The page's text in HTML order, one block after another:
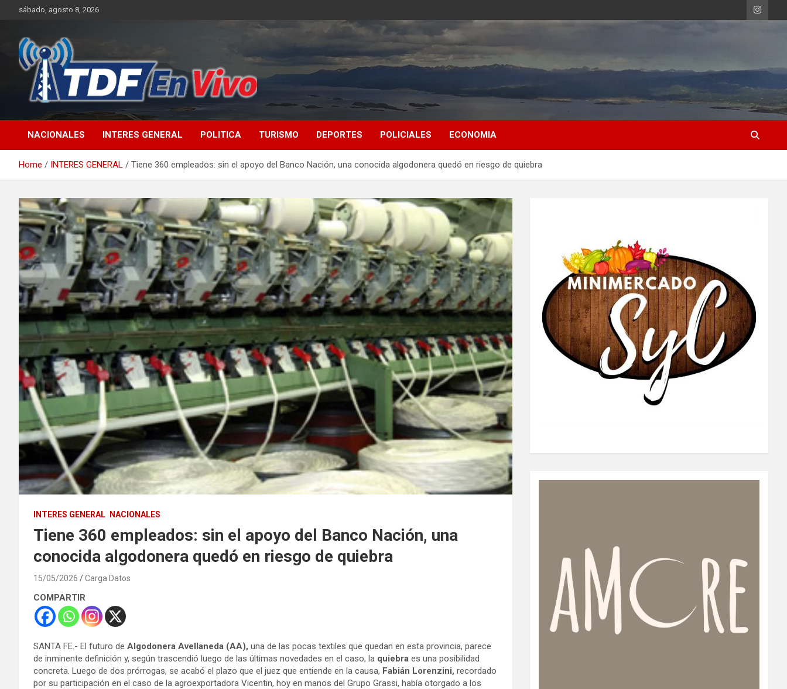
sábado, agosto 8, 2026
NACIONALES INTERES GENERAL POLITICA TURISMO DEPORTES POLICIALES ECONOMIA
Home INTERES GENERAL Tiene 360 empleados: sin el apoyo del Banco Nación, una conocida algodonera quedó en riesgo de quiebra
INTERES GENERAL NACIONALES
Tiene 360 empleados: sin el apoyo del Banco Nación, una
conocida algodonera quedó en riesgo de quiebra
15/05/2026 Carga Datos
COMPARTIR
SANTA FE.- El futuro de Algodonera Avellaneda (AA), una de las pocas textiles que quedan en esta provincia, parece
de inminente definición y, según trascendió luego de las últimas novedades en el caso, la quiebra es una posibilidad
concreta. Luego de dos prórrogas, se acabó el plazo que el juez que entiende en la causa, Fabián Lorenzini, recordado
por su participación en el caso de la agroexportadora Vicentin, hoy en manos del Grupo Grassi, había otorgado a los